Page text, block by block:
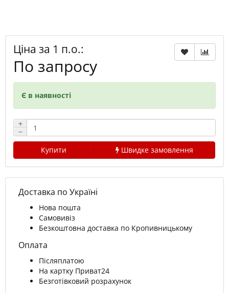
Ціна за 1 п.о.:
По запросу
Є в наявності
+
−
Купити
Швидке замовлення
Доставка по Україні
Нова пошта
Самовивіз
Безкоштовна доставка по Кропивницькому
Оплата
Післяплатою
На картку Приват24
Безготівковий розрахунок